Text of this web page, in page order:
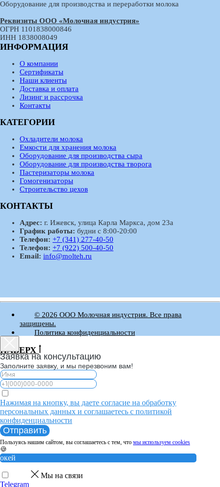
Оборудование для производства и переработки молока
Реквизиты ООО «Молочная индустрия»
ОГРН 1101838000846
ИНН 1838008049
ИНФОРМАЦИЯ
О компании
Сертификаты
Наши клиенты
Доставка и оплата
Лизинг и рассрочка
Контакты
КАТЕГОРИИ
Охладители молока
Емкости для хранения молока
Оборудование для производства сыра
Оборудование для производства творога
Пастеризаторы молока
Гомогенизаторы
Строительство цехов
КОНТАКТЫ
Адрес: г. Ижевск, улица Карла Маркса, дом 23а
График работы: будни с 8:00-20:00
Телефон: +7 (341) 277-40-50
Телефон: +7 (922) 500-40-50
Email: info@molteh.ru
© 2026 ООО Молочная индустрия. Все права
защищены.
Политика конфиденциальности
НАВЕРХ
Заявка на консультацию
Заполните заявку, и мы перезвоним вам!
Нажимая на кнопку, вы даете согласие на обработку
персональных данных и соглашаетесь c политикой
конфиденциальности
Отправить
Пользуясь нашим сайтом, вы соглашаетесь с тем, что мы используем cookies
🍪
окей
Мы на связи
Telegram